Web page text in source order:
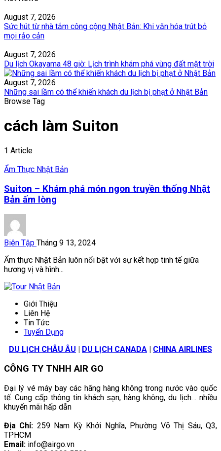
August 7, 2026
Sức hút từ nhà tắm công cộng Nhật Bản: Khi văn hóa trút bỏ
mọi rảo cản
August 7, 2026
Du lịch Okayama 48 giờ: Lịch trình khám phá vùng đất mặt trời
August 7, 2026
Những sai lầm có thể khiến khách du lịch bị phạt ở Nhật Bản
Browse Tag
cách làm Suiton
1 Article
Ẩm Thực Nhật Bản
Suiton – Khám phá món ngon truyền thống Nhật
Bản ấm lòng
Biên Tập Tháng 9 13, 2024
Ẩm thực Nhật Bản luôn nổi bật với sự kết hợp tinh tế giữa
hương vị và hình...
Giới Thiệu
Liên Hệ
Tin Tức
Tuyển Dụng
DU LỊCH CHÂU ÂU
DU LỊCH CANADA CHINA AIRLINES
CÔNG TY TNHH AIR GO
Đại lý vé máy bay các hãng hàng không trong nước vào quốc
tế. Cung cấp thông tin khách sạn, hàng không, du lịch… nhiều
khuyến mãi hấp dẫn
Địa Chỉ: 259 Nam Kỳ Khởi Nghĩa, Phường Võ Thị Sáu, Q3,
TPHCM
Email: info@airgo.vn